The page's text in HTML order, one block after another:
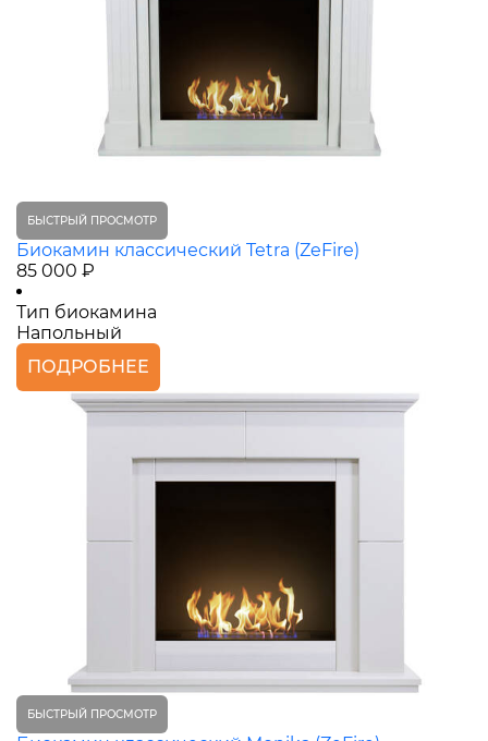
БЫСТРЫЙ ПРОСМОТР
Биокамин классический Tetra (ZeFire)
85 000 ₽
Тип биокамина
Напольный
ПОДРОБНЕЕ
БЫСТРЫЙ ПРОСМОТР